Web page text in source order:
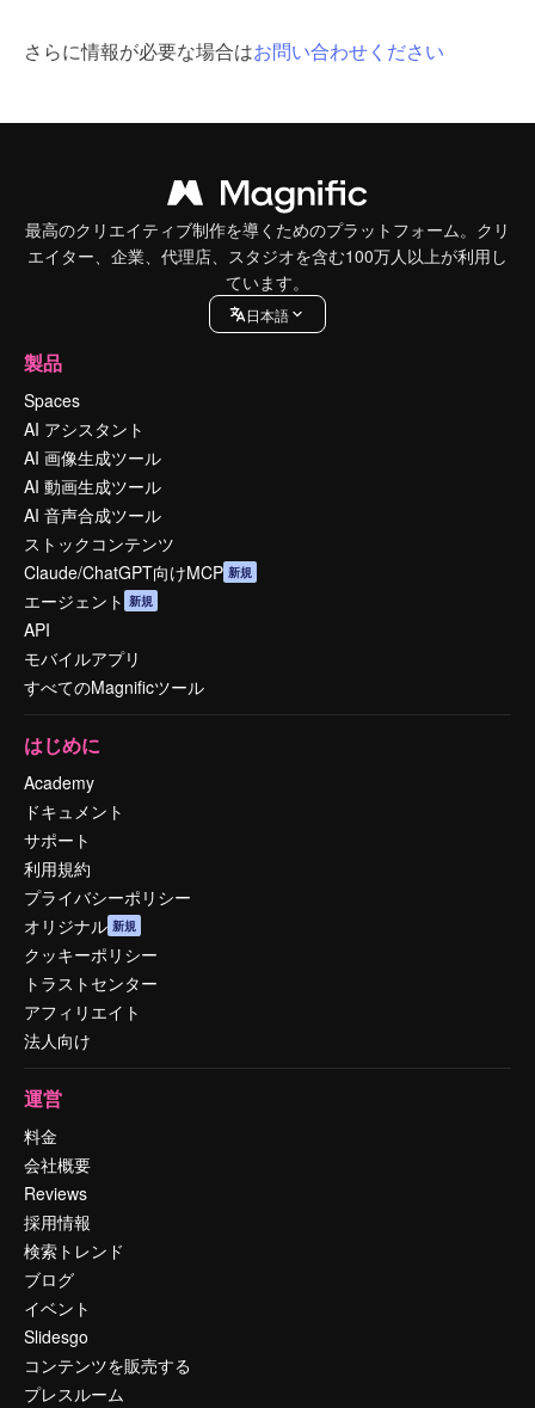
さらに情報が必要な場合はお問い合わせください
最高のクリエイティブ制作を導くためのプラットフォーム。クリ
エイター、企業、代理店、スタジオを含む100万人以上が利用し
ています。
日本語
製品
Spaces
AI アシスタント
AI 画像生成ツール
AI 動画生成ツール
AI 音声合成ツール
ストックコンテンツ
Claude/ChatGPT向けMCP 新規
エージェント 新規
API
モバイルアプリ
すべてのMagnificツール
はじめに
Academy
ドキュメント
サポート
利用規約
プライバシーポリシー
オリジナル 新規
クッキーポリシー
トラストセンター
アフィリエイト
法人向け
運営
料金
会社概要
Reviews
採用情報
検索トレンド
ブログ
イベント
Slidesgo
コンテンツを販売する
プレスルーム